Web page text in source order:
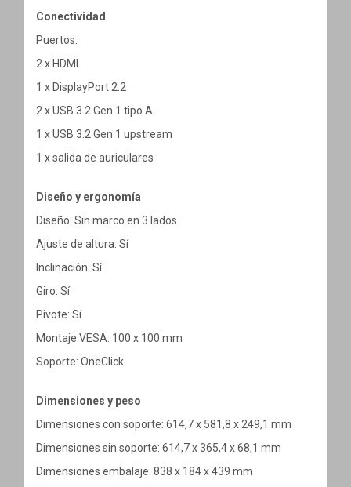
Conectividad
Puertos:
2 x HDMI
1 x DisplayPort 2.2
2 x USB 3.2 Gen 1 tipo A
1 x USB 3.2 Gen 1 upstream
1 x salida de auriculares
Diseño y ergonomía
Diseño: Sin marco en 3 lados
Ajuste de altura: Sí
Inclinación: Sí
Giro: Sí
Pivote: Sí
Montaje VESA: 100 x 100 mm
Soporte: OneClick
Dimensiones y peso
Dimensiones con soporte: 614,7 x 581,8 x 249,1 mm
Dimensiones sin soporte: 614,7 x 365,4 x 68,1 mm
Dimensiones embalaje: 838 x 184 x 439 mm